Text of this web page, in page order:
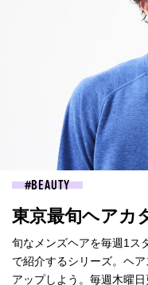
BEAUTY
東京最旬ヘアカ
旬なメンズヘアを毎週1ス
で紹介するシリーズ。ヘ
アップしよう。毎週木曜日